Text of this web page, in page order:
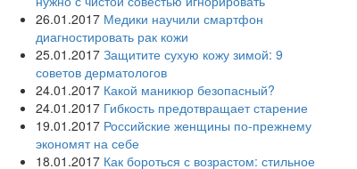
26.01.2017 Медики научили смартфон
диагностировать рак кожи
25.01.2017 Защитите сухую кожу зимой: 9
советов дерматологов
24.01.2017 Какой маникюр безопасный?
24.01.2017 Гибкость предотвращает старение
19.01.2017 Российские женщины по-прежнему
экономят на себе
18.01.2017 Как бороться с возрастом: стильное